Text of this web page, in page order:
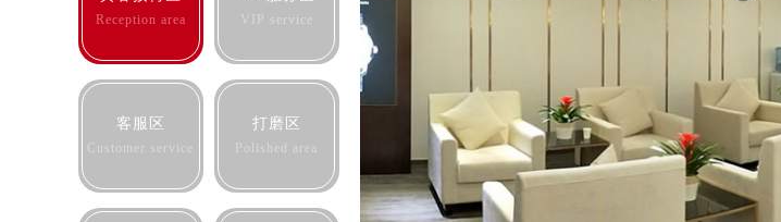
合肥市蜀山区潜山路111号万象城华润大厦B座12楼03室（需提前预约）
泉州市丰泽区宝洲路729号浦西万达中心写字楼A座7楼709室（需提前预约
青岛市南区山东路6号华润大厦B座22层04室（需提前预约）
烟台市芝罘区胜利路139号万达金融中心A座907室（需提前预约）
长春市朝阳区西安大路727号中银大厦A座(旺进大厦)18层09室（需提前预
贵阳市南明区都司高架桥路33号亨特国际金融中心14楼14D（需提前预约）
昆明市盘龙区北京路928号同德昆明广场写字楼10层06室（需提前预约）
Reception area VIP service
客服区
Customer service
打磨区
Polished area